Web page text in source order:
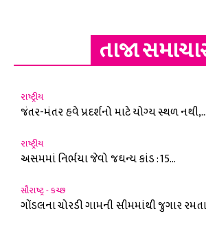
તાજા
રાષ્ટ્રીય
જંતર-મંતર હવે પ્રદર્શનો માટે યોગ્ય સ્થળ નથી,...
રાષ્ટ્રીય
અસમમાં નિર્ભયા જેવો જઘન્ય કાંડ : 15...
સૌરાષ્ટ્ર - કચ્છ
ગોંડલના ચોરડી ગામની સીમમાંથી જુગાર